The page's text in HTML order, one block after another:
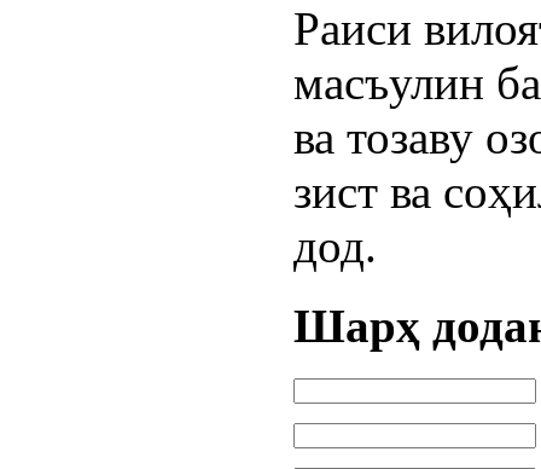
Раиси
масъулин
ва тозаву
зист ва
дод.
Шарҳ